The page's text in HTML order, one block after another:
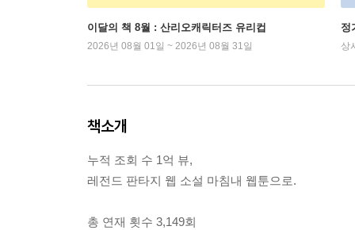
이달의 책 8월 : 산리오캐릭터즈 유리컵
2026년 08월 01일 ~ 2026년 08월 31일
정
상
책소개
누적 조회 수 1억 뷰,
레전드 판타지 웹 소설 마침내 웹툰으로.
총 연재 횟수 3,149회